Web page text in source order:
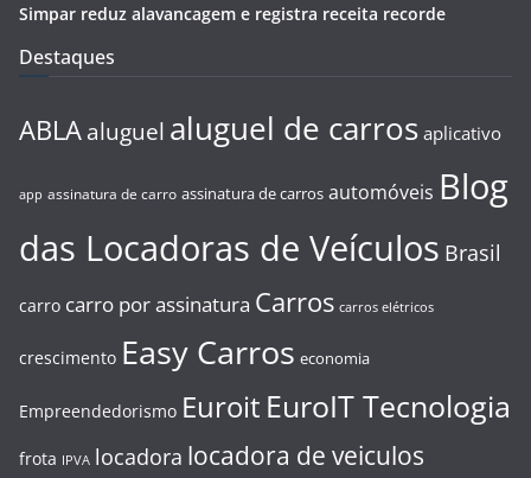
Simpar reduz alavancagem e registra receita recorde
Destaques
ABLA aluguel aluguel de carros aplicativo
app assinatura de carro assinatura de carros automóveis Blog
das Locadoras de Veículos Brasil
carro carro por assinatura Carros carros elétricos
crescimento Easy Carros economia
Empreendedorismo Euroit EuroIT Tecnologia
frota IPVA locadora locadora de veiculos